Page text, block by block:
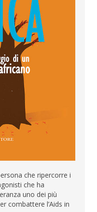
che ripercorre i
che ha
uno dei più
combattere l’Aids in